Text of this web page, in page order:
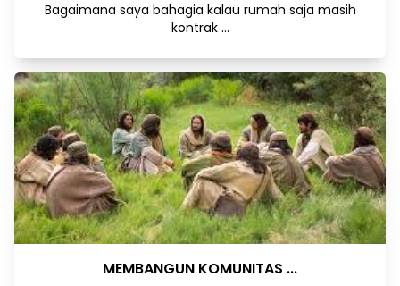
Bagaimana saya bahagia kalau rumah saja masih
kontrak ...
MEMBANGUN KOMUNITAS ...